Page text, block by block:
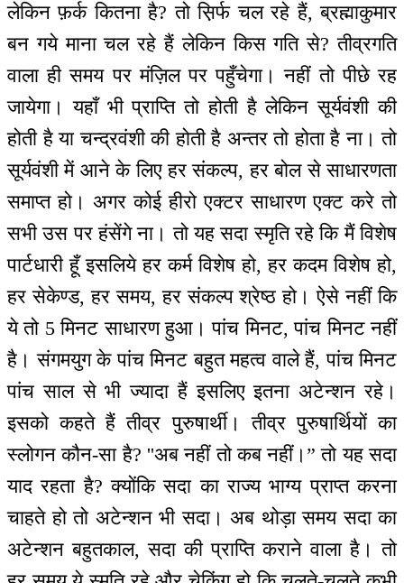
लेकिन फ़र्क कितना है? तो स़िर्फ चल रहे हैं, ब्रह्माकुमार
बन गये माना चल रहे हैं लेकिन किस गति से? तीव्रगति
वाला ही समय पर मंज़िल पर पहुँचेगा। नहीं तो पीछे रह
जायेगा। यहाँ भी प्राप्ति तो होती है लेकिन सूर्यवंशी की
होती है या चन्द्रवंशी की होती है अन्तर तो होता है ना। तो
सूर्यवंशी में आने के लिए हर संकल्प, हर बोल से साधारणता
समाप्त हो। अगर कोई हीरो एक्टर साधारण एक्ट करे तो
सभी उस पर हंसेंगे ना। तो यह सदा स्मृति रहे कि मैं विशेष
पार्टधारी हूँ इसलिये हर कर्म विशेष हो, हर कदम विशेष हो,
हर सेकेण्ड, हर समय, हर संकल्प श्रेष्ठ हो। ऐसे नहीं कि
ये तो 5 मिनट साधारण हुआ। पांच मिनट, पांच मिनट नहीं
है। संगमयुग के पांच मिनट बहुत महत्व वाले हैं, पांच मिनट
पांच साल से भी ज्यादा हैं इसलिए इतना अटेन्शन रहे।
इसको कहते हैं तीव्र पुरुषार्थी। तीव्र पुरुषार्थियों का
स्लोगन कौन-सा है? ''अब नहीं तो कब नहीं।” तो यह सदा
याद रहता है? क्योंकि सदा का राज्य भाग्य प्राप्त करना
चाहते हो तो अटेन्शन भी सदा। अब थोड़ा समय सदा का
अटेन्शन बहुतकाल, सदा की प्राप्ति कराने वाला है। तो